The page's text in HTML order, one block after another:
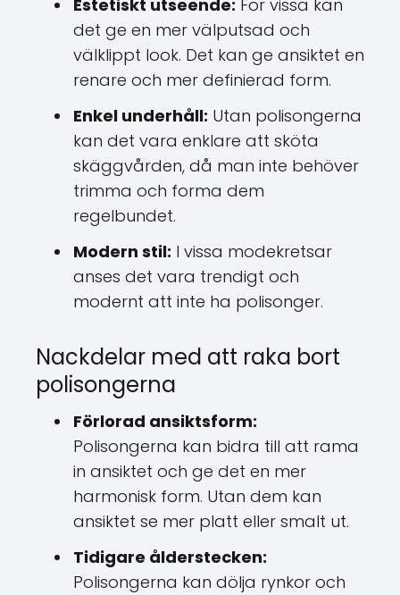
Estetiskt utseende: För vissa kan
det ge en mer välputsad och
välklippt look. Det kan ge ansiktet en
renare och mer definierad form.
Enkel underhåll: Utan polisongerna
kan det vara enklare att sköta
skäggvården, då man inte behöver
trimma och forma dem
regelbundet.
Modern stil: I vissa modekretsar
anses det vara trendigt och
modernt att inte ha polisonger.
Nackdelar med att raka bort
polisongerna
Förlorad ansiktsform:
Polisongerna kan bidra till att rama
in ansiktet och ge det en mer
harmonisk form. Utan dem kan
ansiktet se mer platt eller smalt ut.
Tidigare ålderstecken:
Polisongerna kan dölja rynkor och